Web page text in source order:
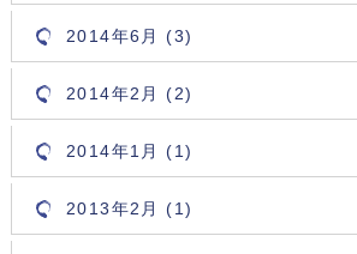
2014年6月 (3)
2014年2月 (2)
2014年1月 (1)
2013年2月 (1)